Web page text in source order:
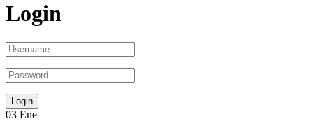
Login
03 Ene